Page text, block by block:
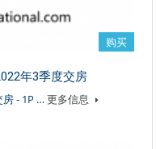
购买
年3季度交房
- 1P …更多信息